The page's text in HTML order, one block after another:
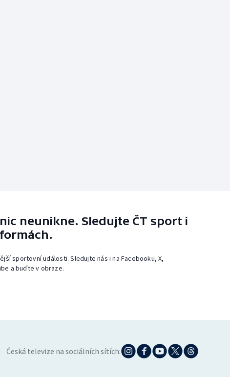
neunikne. Sledujte ČT sport i
sportovní události. Sledujte nás i na Facebooku, X,
a buďte v obraze.
Česká televize na sociálních sítích: